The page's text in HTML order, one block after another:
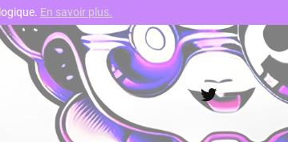
Twitter
En savoir plus.